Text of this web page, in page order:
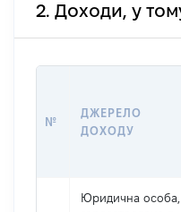
2. Доходи, у
№
ДЖЕРЕЛО
ДОХОДУ
Юридична особа,